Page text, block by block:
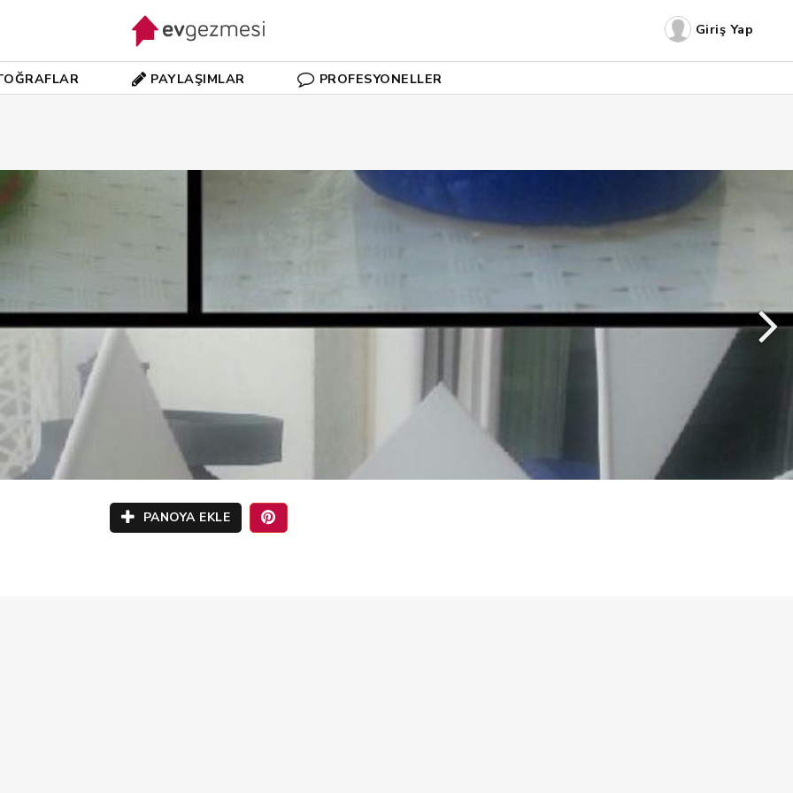
Giriş Yap
PAYLAŞIMLAR PROFESYONELLER
PANOYA EKLE